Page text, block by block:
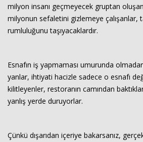
mil­yon in­sa­nı geç­me­yecek grup­tan
mil­yo­nun se­fa­le­ti­ni giz­le­me­ye
rum­lu­lu­ğu­nu ta­şı­ya­cak­lar­dır.
Es­na­fın iş yap­ma­ma­sı umu­run­da
yan­lar, ih­ti­ya­ti ha­ciz­le sa­de­ce o es­na­fı
ki­lit­le­yen­ler, res­to­ra­nın ca­mın­dan
yan­lış yerde du­ru­yor­lar.
Çünkü dı­şa­rı­dan içe­ri­ye ba­kar­sa­nız,